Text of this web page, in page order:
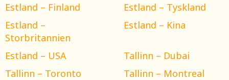
Estland – Finland
Estland – Tyskland
Estland –
Storbritannien
Estland – Kina
Estland – USA
Tallinn – Dubai
Tallinn – Toronto
Tallinn – Montreal